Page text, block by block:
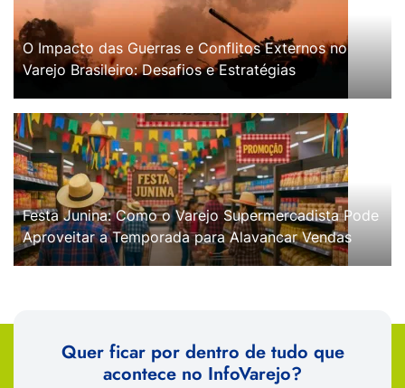
O Impacto das Guerras e Conflitos Externos no
Varejo Brasileiro: Desafios e Estratégias
Festa Junina: Como o Varejo Supermercadista Pode
Aproveitar a Temporada para Alavancar Vendas
Quer ficar por dentro de tudo que
acontece no InfoVarejo?